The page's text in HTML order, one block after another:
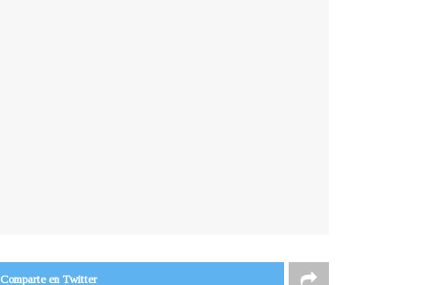
Comparte en Twitter